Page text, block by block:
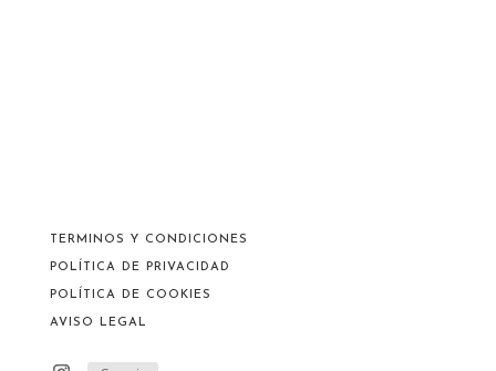
TERMINOS Y CONDICIONES
POLÍTICA DE PRIVACIDAD
POLÍTICA DE COOKIES
AVISO LEGAL